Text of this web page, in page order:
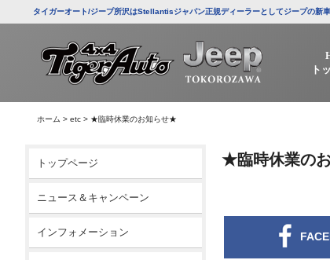
タイガーオート/ジープ所沢はStellantisジャパン正規ディーラーとしてジープの新
ト
ホーム > etc > ★臨時休業のお知らせ★
トップページ
ニュース＆キャンペーン
インフォメーション
★臨時休業の